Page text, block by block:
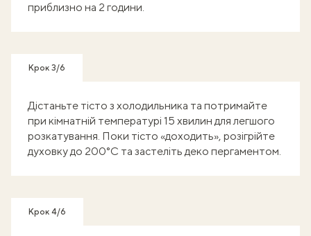
приблизно на 2 години.
Крок 3/6
Дістаньте тісто з холодильника та потримайте
при кімнатній температурі 15 хвилин для легшого
розкатування. Поки тісто «доходить», розігрійте
духовку до 200°C та застеліть деко пергаментом.
Крок 4/6